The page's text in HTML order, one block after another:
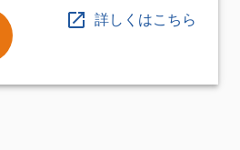
詳しくはこちら